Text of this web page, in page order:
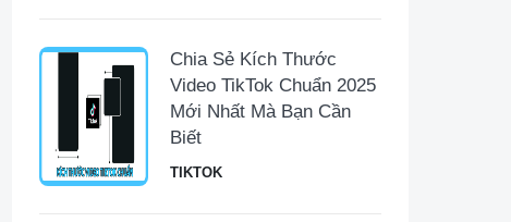
Chia Sẻ Kích Thước
Video TikTok Chuẩn 2025
Mới Nhất Mà Bạn Cần
Biết
TIKTOK